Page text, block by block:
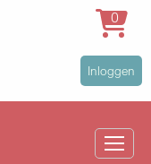
User
account
Inloggen
0